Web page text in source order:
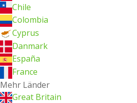
Chile
Colombia
Cyprus
Danmark
España
France
Mehr Länder
Great Britain